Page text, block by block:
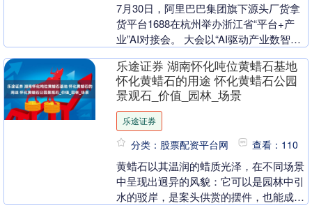
7月30日，阿里巴巴集团旗下源头厂货拿
货平台1688在杭州举办浙江省“平台+产
业”AI对接会。 大会以“AI驱动产业数智跃
导....
乐途证券 湖南怀化吨位黄蜡石基地
怀化黄蜡石的用途 怀化黄蜡石公园
景观石_价值_园林_场景
乐途证券
分类：股票配资平台网 查看：110
黄蜡石以其温润的蜡质光泽，在不同场景
中呈现出迥异的风貌：它可以是园林中引
水的驳岸，是案头供赏的摆件，也能成为